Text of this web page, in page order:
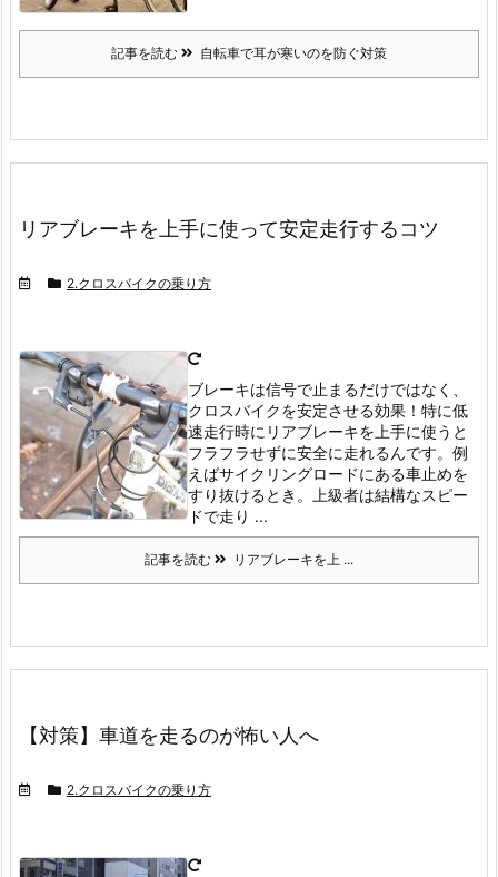
記事を読む 自転車で耳が寒いのを防ぐ対策
リアブレーキを上手に使って安定走行するコツ
2.クロスバイクの乗り方
ブレーキは信号で止まるだけではなく、
クロスバイクを安定させる効果！特に低
速走行時にリアブレーキを上手に使うと
フラフラせずに安全に走れるんです。 例
えばサイクリングロードにある車止めを
すり抜けるとき。
上級者は結構なスピー
ドで走り ...
記事を読む リアブレーキを上 ...
【対策】車道を走るのが怖い人へ
2.クロスバイクの乗り方